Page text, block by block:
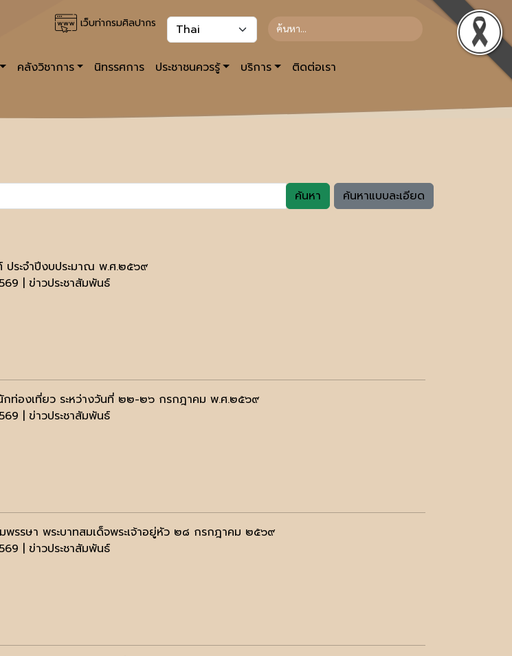
เว็บท่ากรมศิลปากร
คลังวิชาการ นิทรรศการ ประชาชนควรรู้ บริการ ติดต่อเรา
ค้นหา ค้นหาแบบละเอียด
ประจำปีงบประมาณ พ.ศ.๒๕๖๙
| ข่าวประชาสัมพันธ์
นักท่องเที่ยว ระหว่างวันที่ ๒๒-๒๖ กรกฎาคม พ.ศ.๒๕๖๙
| ข่าวประชาสัมพันธ์
มพรรษา พระบาทสมเด็จพระเจ้าอยู่หัว ๒๘ กรกฎาคม ๒๕๖๙
| ข่าวประชาสัมพันธ์